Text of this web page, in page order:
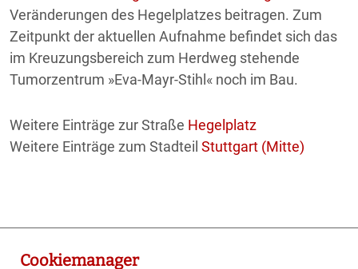
Veränderungen des Hegelplatzes beitragen. Zum
Zeitpunkt der aktuellen Aufnahme befindet sich das
im Kreuzungsbereich zum Herdweg stehende
Tumorzentrum »Eva-Mayr-Stihl« noch im Bau.
Weitere Einträge zur Straße Hegelplatz
Weitere Einträge zum Stadteil Stuttgart (Mitte)
Cookiemanager